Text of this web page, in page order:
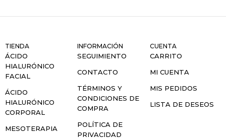
TIENDA
ÁCIDO
HIALURÓNICO
FACIAL
ÁCIDO
HIALURÓNICO
CORPORAL
MESOTERAPIA
INFORMACIÓN
SEGUIMIENTO
CONTACTO
TÉRMINOS Y
CONDICIONES DE
COMPRA
POLÍTICA DE
PRIVACIDAD
CUENTA
CARRITO
MI CUENTA
MIS PEDIDOS
LISTA DE DESEOS